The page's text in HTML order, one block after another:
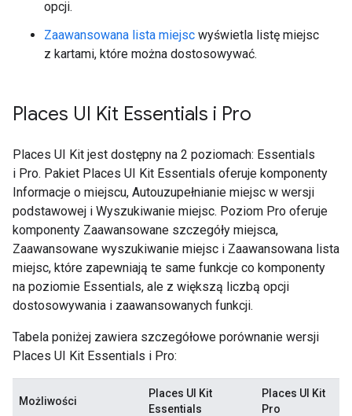
opcji.
Zaawansowana lista miejsc wyświetla listę miejsc
z kartami, które można dostosowywać.
Places UI Kit Essentials i Pro
Places UI Kit jest dostępny na 2 poziomach: Essentials
i Pro. Pakiet Places UI Kit Essentials oferuje komponenty
Informacje o miejscu, Autouzupełnianie miejsc w wersji
podstawowej i Wyszukiwanie miejsc. Poziom Pro oferuje
komponenty Zaawansowane szczegóły miejsca,
Zaawansowane wyszukiwanie miejsc i Zaawansowana lista
miejsc, które zapewniają te same funkcje co komponenty
na poziomie Essentials, ale z większą liczbą opcji
dostosowywania i zaawansowanych funkcji.
Tabela poniżej zawiera szczegółowe porównanie wersji
Places UI Kit Essentials i Pro:
Możliwości
Places UI Kit
Essentials
Places UI Kit
Pro